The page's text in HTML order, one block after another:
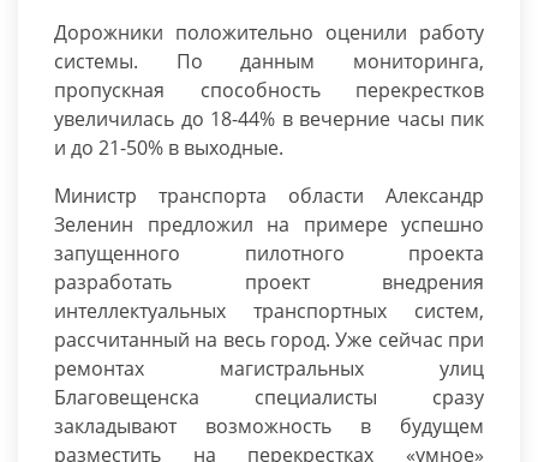
Дорожники положительно оценили работу
системы. По данным мониторинга,
пропускная способность перекрестков
увеличилась до 18-44% в вечерние часы пик
и до 21-50% в выходные.
Министр транспорта области Александр
Зеленин предложил на примере успешно
запущенного пилотного проекта
разработать проект внедрения
интеллектуальных транспортных систем,
рассчитанный на весь город. Уже сейчас при
ремонтах магистральных улиц
Благовещенска специалисты сразу
закладывают возможность в будущем
разместить на перекрестках «умное»